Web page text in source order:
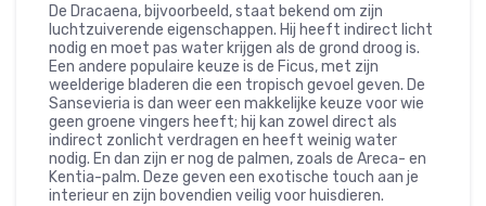
De Dracaena, bijvoorbeeld, staat bekend om zijn
luchtzuiverende eigenschappen. Hij heeft indirect licht
nodig en moet pas water krijgen als de grond droog is.
Een andere populaire keuze is de Ficus, met zijn
weelderige bladeren die een tropisch gevoel geven. De
Sansevieria is dan weer een makkelijke keuze voor wie
geen groene vingers heeft; hij kan zowel direct als
indirect zonlicht verdragen en heeft weinig water
nodig. En dan zijn er nog de palmen, zoals de Areca- en
Kentia-palm. Deze geven een exotische touch aan je
interieur en zijn bovendien veilig voor huisdieren.